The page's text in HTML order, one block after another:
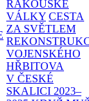
RAKOUSKÉ
VÁLKY CESTA
ZA SVĚTLEM
VOJENSKÉHO
HŘBITOVA
V ČESKÉ
SKALICI 2023–